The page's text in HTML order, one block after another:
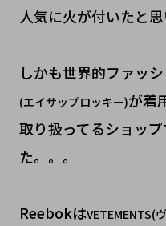
人気に火が付いたと思
しかも世界的ファッ
(エイサップロッキー)が着
取り扱ってるショッ
た。。。
ReebokはVETEMENTS(